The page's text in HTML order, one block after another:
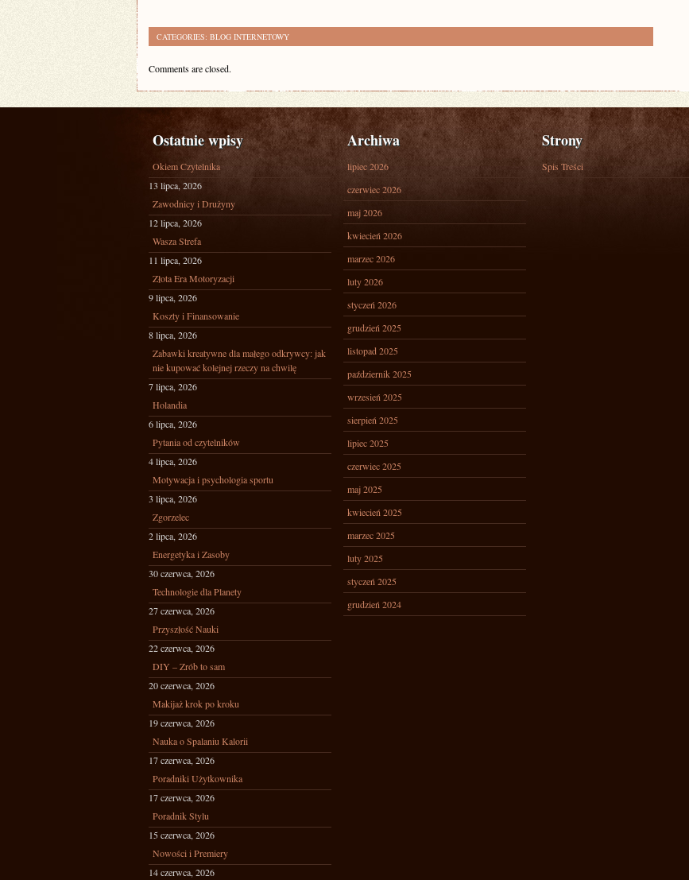
CATEGORIES: BLOG INTERNETOWY
Comments are closed.
Ostatnie wpisy
Okiem Czytelnika
13 lipca, 2026
Zawodnicy i Drużyny
12 lipca, 2026
Wasza Strefa
11 lipca, 2026
Złota Era Motoryzacji
9 lipca, 2026
Koszty i Finansowanie
8 lipca, 2026
Zabawki kreatywne dla małego odkrywcy: jak
nie kupować kolejnej rzeczy na chwilę
7 lipca, 2026
Holandia
6 lipca, 2026
Pytania od czytelników
4 lipca, 2026
Motywacja i psychologia sportu
3 lipca, 2026
Zgorzelec
2 lipca, 2026
Energetyka i Zasoby
30 czerwca, 2026
Technologie dla Planety
27 czerwca, 2026
Przyszłość Nauki
22 czerwca, 2026
DIY – Zrób to sam
20 czerwca, 2026
Makijaż krok po kroku
19 czerwca, 2026
Nauka o Spalaniu Kalorii
17 czerwca, 2026
Poradniki Użytkownika
17 czerwca, 2026
Poradnik Stylu
15 czerwca, 2026
Nowości i Premiery
14 czerwca, 2026
Archiwa
lipiec 2026
czerwiec 2026
maj 2026
kwiecień 2026
marzec 2026
luty 2026
styczeń 2026
grudzień 2025
listopad 2025
październik 2025
wrzesień 2025
sierpień 2025
lipiec 2025
czerwiec 2025
maj 2025
kwiecień 2025
marzec 2025
luty 2025
styczeń 2025
grudzień 2024
Strony
Spis Treści